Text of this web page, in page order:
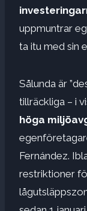
investeringar
uppmuntrar
ta itu med sin
Sålunda är
tillräckliga – i
höga
Fernández.
restriktioner